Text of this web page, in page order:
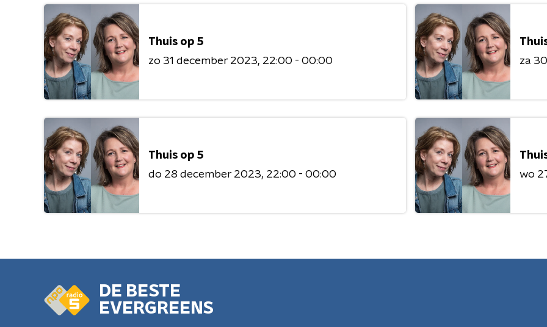
Thuis op 5
zo 31 december 2023 22:00 - 00:00
za
Thuis op 5
do 28 december 2023 22:00 - 00:00
wo
DE BESTE
EVERGREENS